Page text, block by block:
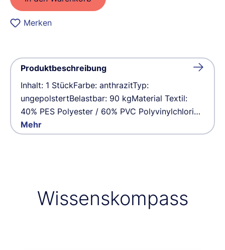
Merken
Produktbeschreibung
Inhalt: 1 StückFarbe: anthrazitTyp:
ungepolstertBelastbar: 90 kgMaterial Textil:
40% PES Polyester / 60% PVC Polyvinylchlori…
Mehr
Wissenskompass